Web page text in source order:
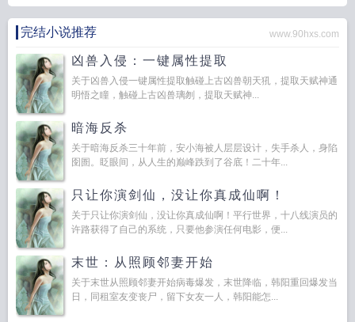
完结小说推荐 www.90hxs.com
凶兽入侵：一键属性提取
关于凶兽入侵一键属性提取触碰上古凶兽朝天犼，提取天赋神通
明悟之瞳，触碰上古凶兽璃刎，提取天赋神...
暗海反杀
关于暗海反杀三十年前，安小海被人层层设计，失手杀人，身陷
囹圄。眨眼间，从人生的巅峰跌到了谷底！二十年...
只让你演剑仙，没让你真成仙啊！
关于只让你演剑仙，没让你真成仙啊！平行世界，十八线演员的
许路获得了自己的系统，只要他参演任何电影，便...
末世：从照顾邻妻开始
关于末世从照顾邻妻开始病毒爆发，末世降临，韩阳重回爆发当
日，同租室友变丧尸，留下女友一人，韩阳能怎...